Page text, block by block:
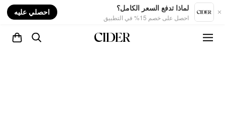
لماذا تدفع السعر الكامل؟
احصل على خصم 15% في التطبيق
احصلي عليه